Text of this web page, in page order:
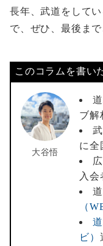
長年、武道をして
で、ぜひ、最後まで
このコラムを書い
大谷悟
ブ解
に全
入会
（
ビ）